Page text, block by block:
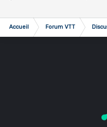
Accueil Forum VTT